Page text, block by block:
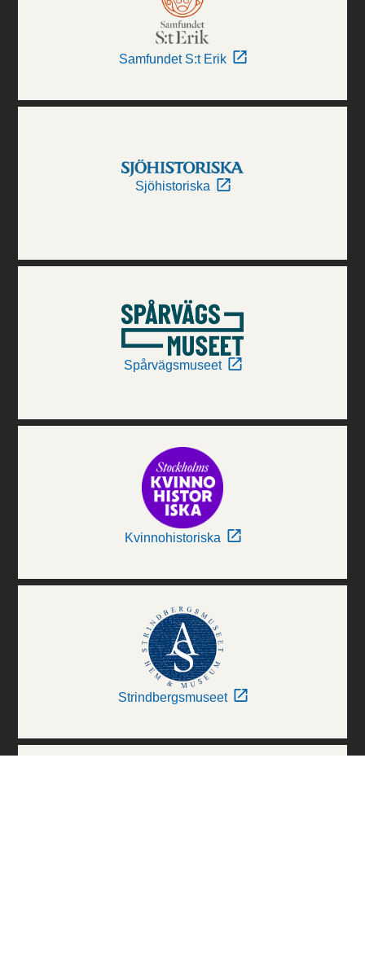
Samfundet S:t Erik
Sjöhistoriska
Spårvägsmuseet
Kvinnohistoriska
Strindbergsmuseet